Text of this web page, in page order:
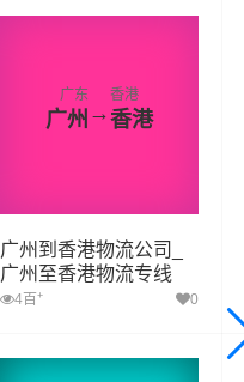
广东
广州 →
香港
香港
广州到香港物流公司_
广州至香港物流专线
4百 + 0